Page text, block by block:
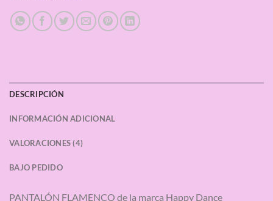
DESCRIPCIÓN
INFORMACIÓN ADICIONAL
VALORACIONES (4)
BAJO PEDIDO
PANTALÓN FLAMENCO de la marca Happy Dance